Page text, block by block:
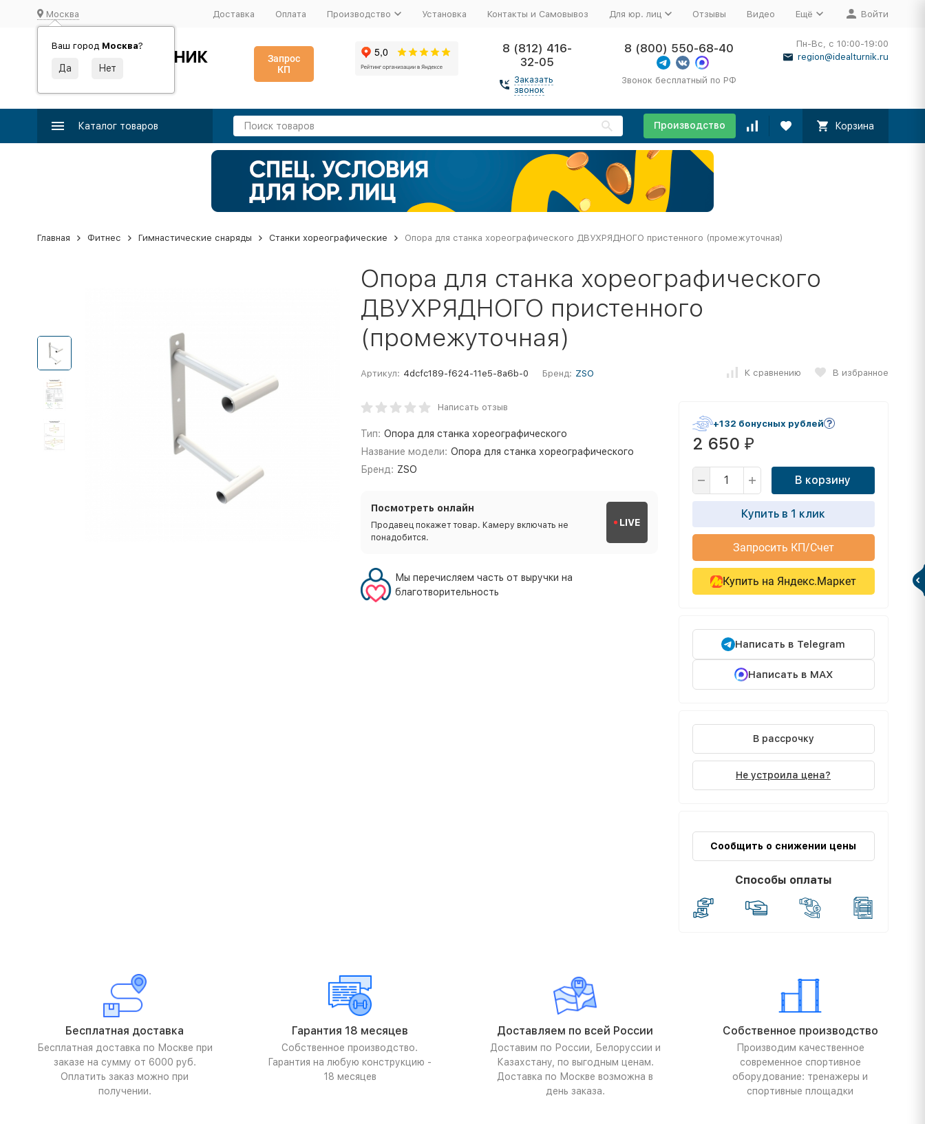
Москва
Ваш город Москва?
Доставка Оплата Производство Установка Контакты и Самовывоз Для юр. лиц Отзывы Видео Ещё Войти
ИДЕАЛЬНЫЙ ТУРНИК
Производство и поставка спортивного оборудования
Запрос
КП
8 (812) 416-
32-05
Заказать
звонок
8 (800) 550-68-40
Звонок бесплатный по РФ
Пн-Вс, с 10:00-19:00
region@idealturnik.ru
Каталог товаров Производство Корзина
Главная Фитнес Гимнастические снаряды Станки хореографические Опора для станка хореографического ДВУХРЯДНОГО пристенного (промежуточная)
Опора для станка хореографического
ДВУХРЯДНОГО пристенного
(промежуточная)
Артикул: 4dcfc189-f624-11e5-8a6b-0 Бренд: ZSO К сравнению В избранное
Написать отзыв
Тип: Опора для станка хореографического
Название модели: Опора для станка хореографического
Бренд: ZSO
Посмотреть онлайн
Продавец покажет товар. Камеру включать не
понадобится.
LIVE
Мы перечисляем часть от выручки на
благотворительность
+132 бонусных рублей
2 650 ₽
В корзину
Купить в 1 клик
Запросить КП/Счет
Купить на Яндекс.Маркет
Написать в Telegram
Написать в MAX
В рассрочку
Не устроила цена?
Сообщить о снижении цены
Способы оплаты
Бесплатная доставка
Бесплатная доставка по Москве при
заказе на сумму от 6000 руб.
Оплатить заказ можно при
получении.
Гарантия 18 месяцев
Собственное производство.
Гарантия на любую конструкцию -
18 месяцев
Доставляем по всей России
Доставим по России, Белоруссии и
Казахстану, по выгодным ценам.
Доставка по Москве возможна в
день заказа.
Собственное производство
Производим качественное
современное спортивное
оборудование: тренажеры и
спортивные площадки